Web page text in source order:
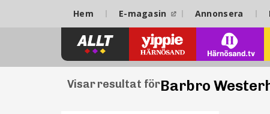
Hem E-magasin Annonsera
Visar resultat förBarbro